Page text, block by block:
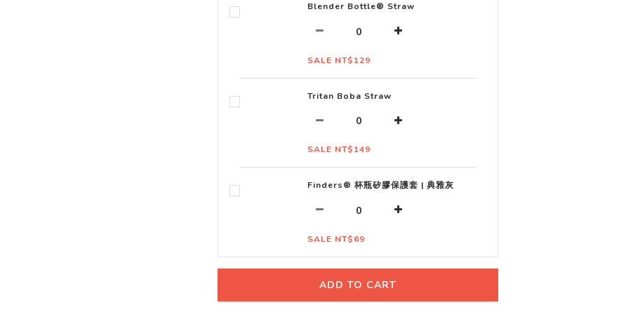
Blender Bottle® Straw
SALE NT$129
Tritan Boba Straw
SALE NT$149
Finders® 杯瓶矽膠保護套 | 典雅灰
SALE NT$69
ADD TO CART